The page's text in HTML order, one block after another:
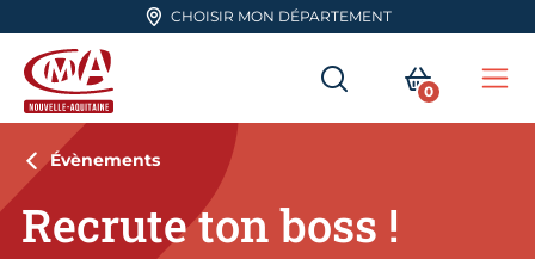
Aller en haut de pageCHOISIR MON DÉPARTEMENT
CMA Nouvelle-Aquitaine
RECHERCHER
MON
0
Évènements
Recrute ton boss !